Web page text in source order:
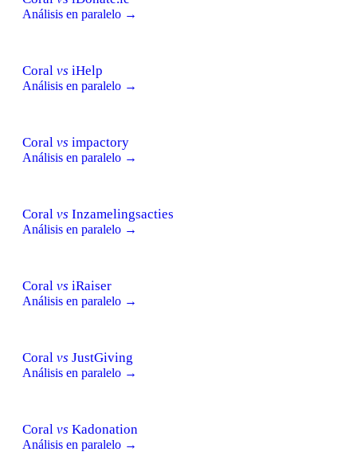
Análisis en paralelo →
Coral vs iHelp
Análisis en paralelo →
Coral vs impactory
Análisis en paralelo →
Coral vs Inzamelingsacties
Análisis en paralelo →
Coral vs iRaiser
Análisis en paralelo →
Coral vs JustGiving
Análisis en paralelo →
Coral vs Kadonation
Análisis en paralelo →